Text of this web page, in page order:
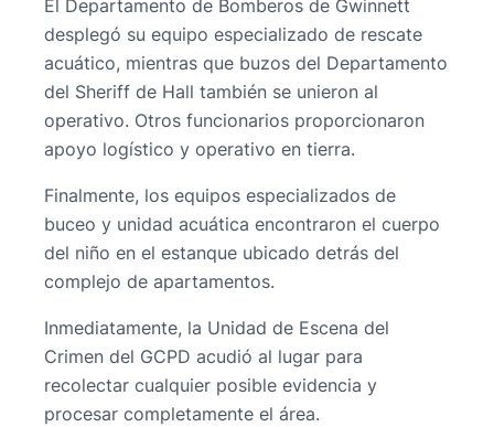
El Departamento de Bomberos de Gwinnett
desplegó su equipo especializado de rescate
acuático, mientras que buzos del Departamento
del Sheriff de Hall también se unieron al
operativo. Otros funcionarios proporcionaron
apoyo logístico y operativo en tierra.
Finalmente, los equipos especializados de
buceo y unidad acuática encontraron el cuerpo
del niño en el estanque ubicado detrás del
complejo de apartamentos.
Inmediatamente, la Unidad de Escena del
Crimen del GCPD acudió al lugar para
recolectar cualquier posible evidencia y
procesar completamente el área.